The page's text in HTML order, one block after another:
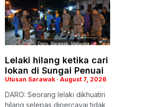
Lelaki hilang ketika cari
lokan di Sungai Penuai
Utusan Sarawak August 7, 2026
DARO: Seorang lelaki dikhuatiri
hilang selepas dipercayai tidak